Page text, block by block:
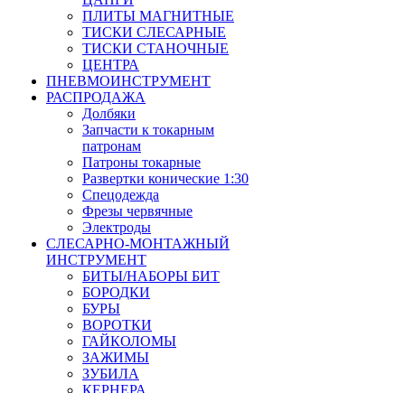
ПЛИТЫ МАГНИТНЫЕ
ТИСКИ СЛЕСАРНЫЕ
ТИСКИ СТАНОЧНЫЕ
ЦЕНТРА
ПНЕВМОИНСТРУМЕНТ
РАСПРОДАЖА
Долбяки
Запчасти к токарным
патронам
Патроны токарные
Развертки конические 1:30
Спецодежда
Фрезы червячные
Электроды
СЛЕСАРНО-МОНТАЖНЫЙ
ИНСТРУМЕНТ
БИТЫ/НАБОРЫ БИТ
БОРОДКИ
БУРЫ
ВОРОТКИ
ГАЙКОЛОМЫ
ЗАЖИМЫ
ЗУБИЛА
КЕРНЕРА